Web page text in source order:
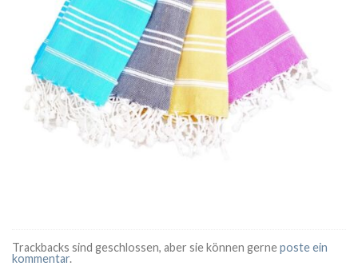
Trackbacks sind geschlossen, aber sie können gerneposte ein
kommentar.